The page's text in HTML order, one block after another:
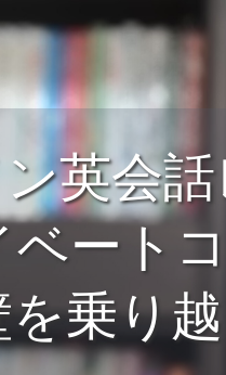
英会
ート
乗り